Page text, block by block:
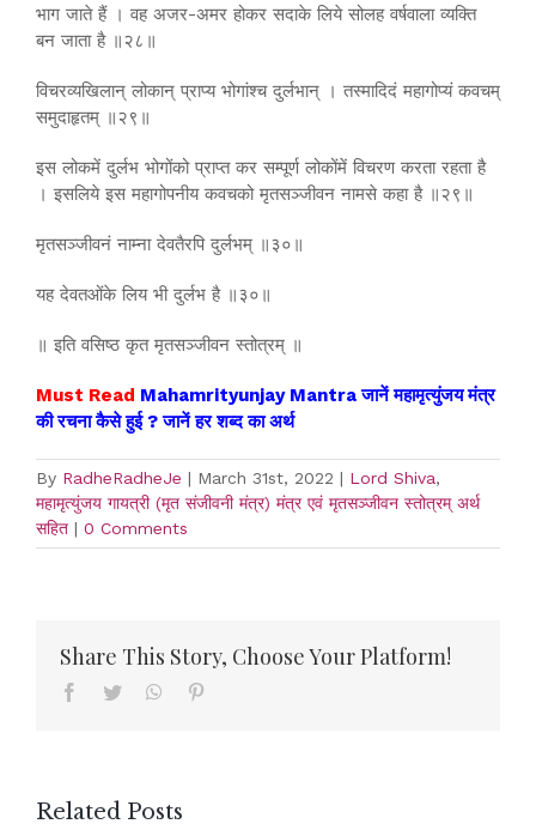
भाग जाते हैं । वह अजर-अमर होकर सदाके लिये सोलह वर्षवाला व्यक्ति
बन जाता है ॥२८॥
विचरव्यखिलान् लोकान् प्राप्य भोगांश्च दुर्लभान् । तस्मादिदं महागोप्यं कवचम्
समुदाहृतम् ॥२९॥
इस लोकमें दुर्लभ भोगोंको प्राप्त कर सम्पूर्ण लोकोंमें विचरण करता रहता है
। इसलिये इस महागोपनीय कवचको मृतसञ्जीवन नामसे कहा है ॥२९॥
मृतसञ्जीवनं नाम्ना देवतैरपि दुर्लभम् ॥३०॥
यह देवतओंके लिय भी दुर्लभ है ॥३०॥
॥ इति वसिष्ठ कृत मृतसञ्जीवन स्तोत्रम् ॥
Must Read Mahamrityunjay Mantra जानें महामृत्युंजय मंत्र
की रचना कैसे हुई ? जानें हर शब्द का अर्थ
By RadheRadheJe | March 31st, 2022 | Lord Shiva,
महामृत्युंजय गायत्री (मृत संजीवनी मंत्र) मंत्र एवं मृतसञ्जीवन स्तोत्रम् अर्थ
सहित | 0 Comments
Share This Story, Choose Your Platform!
Facebook
Twitter WhatsApp
Related Posts